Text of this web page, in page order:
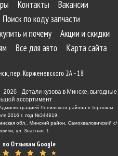
Контакты
Вакансии
Поиск по коду запчасти
и почему
Акции и скидки
Все для авто Карта сайта
пер. Корженевского 2А - 18
- Детали кузова в Минске, выгодные
ассортимент
Ленинского района в Торговом
2016 г. под №344919.
обл., Минский район, Самохваловичский с/
ул. Знатная, 1.
по Отзывам Google